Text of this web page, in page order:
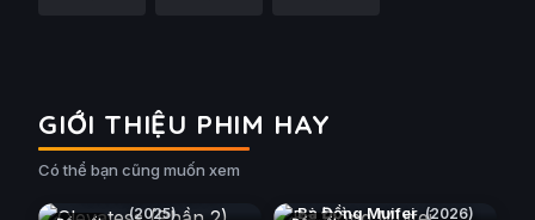
GIỚI THIỆU PHIM HAY
Có thể bạn cũng muốn xem
(2025) Bà Đồng Muifei (2026)